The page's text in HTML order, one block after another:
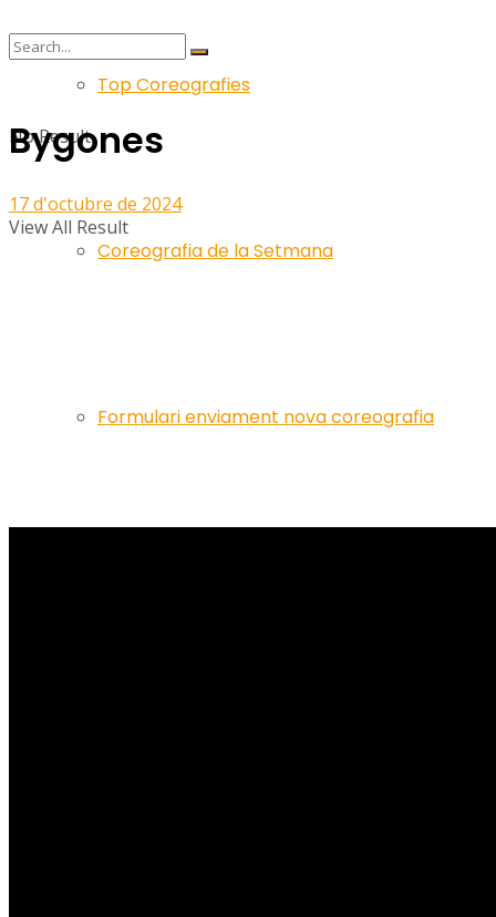
Top Coreografies
Coreografia de la Setmana
Formulari enviament nova coreografia
No Result
View All Result
Bygones
17 d'octubre de 2024